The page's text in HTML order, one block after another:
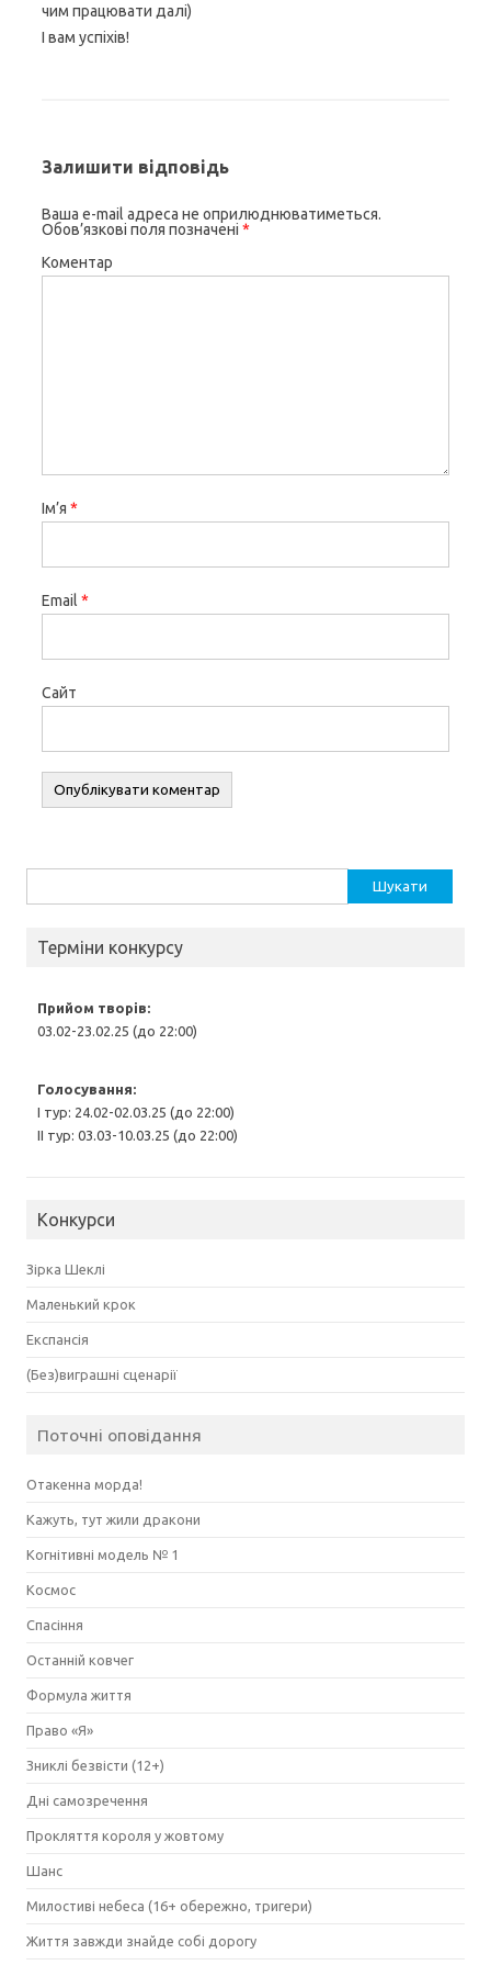
чим працювати далі)
І вам успіхів!
Залишити відповідь
Ваша e-mail адреса не оприлюднюватиметься.
Обов’язкові поля позначені *
Коментар
Ім’я *
Email *
Сайт
Терміни конкурсу
Прийом творів:
03.02-23.02.25 (до 22:00)
Голосування:
І тур: 24.02-02.03.25 (до 22:00)
ІІ тур: 03.03-10.03.25 (до 22:00)
Конкурси
Зірка Шеклі
Маленький крок
Експансія
(Без)виграшні сценарії
Поточні оповідання
Отакенна морда!
Кажуть, тут жили дракони
Когнітивні модель № 1
Космос
Спасіння
Останній ковчег
Формула життя
Право «Я»
Зниклі безвісти (12+)
Дні самозречення
Прокляття короля у жовтому
Шанс
Милостиві небеса (16+ обережно, тригери)
Життя завжди знайде собі дорогу